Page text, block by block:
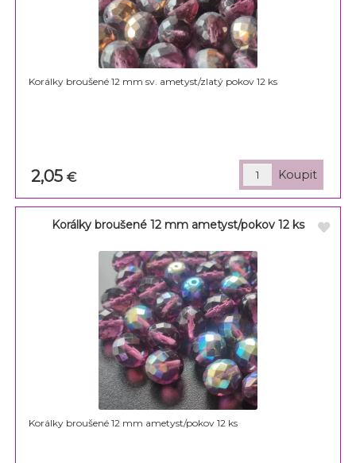
Korálky broušené 12 mm sv. ametyst/zlatý pokov 12 ks
2,05€
Korálky broušené 12 mm ametyst/pokov 12 ks
Korálky broušené 12 mm ametyst/pokov 12 ks